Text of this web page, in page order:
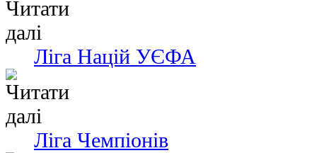
Ліга Націй УЄФА
Ліга Чемпіонів